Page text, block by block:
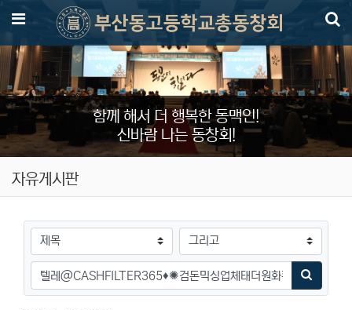
함께 해서 더 행복한 동맥인!
신바람 나는 동창회!
메뉴
자유게시판
검색대상
검색어
검색하기